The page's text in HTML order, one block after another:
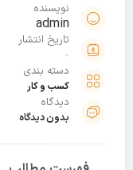
نویسنده
admin
تاریخ انتشار
دسته بندی
کسب و کار
دیدگاه
بدون دیدگاه